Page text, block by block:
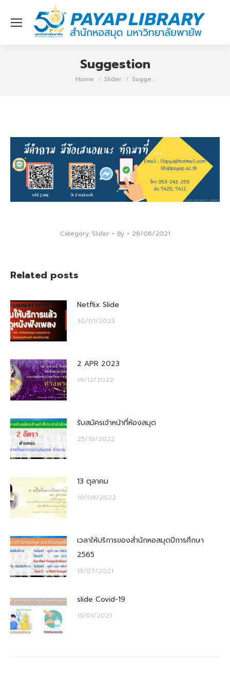
Suggestion
You are here:
Home Slider Sugge…
Category: Slider By 28/06/2021
Related posts
Netflix Slide
30/01/2023
2 APR 2023
19/12/2022
รับสมัครเจ้าหน้าที่ห้องสมุด
25/10/2022
13 ตุลาคม
10/08/2022
เวลาให้บริการของสำนักหอสมุดปีการศึกษา
2565
13/07/2021
slide Covid-19
15/01/2021